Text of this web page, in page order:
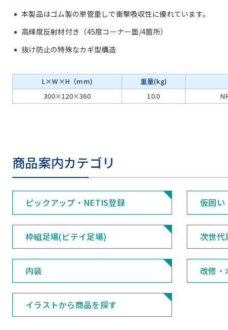
本製品はゴム製の単管重しで衝撃吸収性に優れています。
高輝度反射材付き（45度コーナー面/4箇所）
抜け防止の特殊なカギ型構造
L×W×H（mm)
重量(kg)
300×120×360
10.0
商品案内カテゴリ
ピックアップ・NETIS登録 仮囲い
枠組足場(ビテイ足場) 次世代
内装 改修・
イラストから商品を探す